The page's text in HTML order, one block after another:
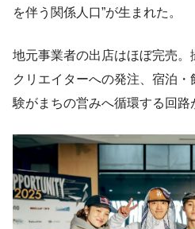
を伴う関係人口”が生まれた。
地元事業者の出店はほぼ完売
クリエイターへの発注、宿泊
験がまちの営みへ循環する回路